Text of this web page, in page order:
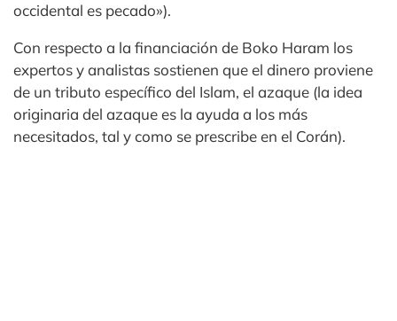
occidental es pecado»).
Con respecto a la financiación de Boko Haram los
expertos y analistas sostienen que el dinero proviene
de un tributo específico del Islam, el azaque (la idea
originaria del azaque es la ayuda a los más
necesitados, tal y como se prescribe en el Corán).